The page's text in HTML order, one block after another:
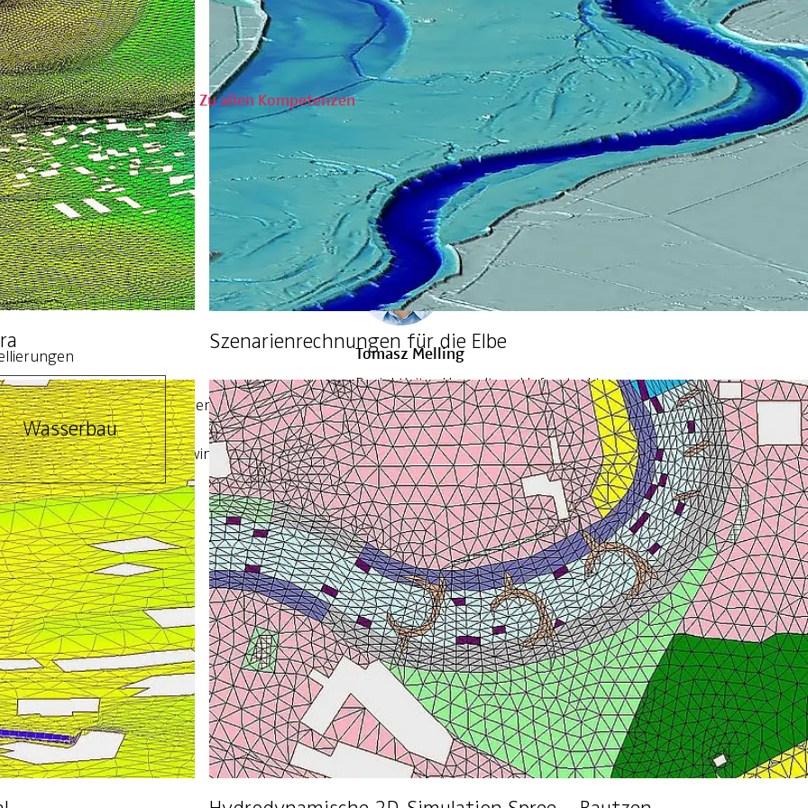
wasserbauliche Maßnahmen allgemein
–tiefen sowie Fließgeschwindigkeiten
Geodatenplattformen
Frank Heyne
Fachbereichsleiter Konstruktion
Dippoldiswalde
+49 3504 626 86 26
Tomasz Melling
Projektleiter Umwelt und Infrastruktur
Dresden
+49 351 438 309 23
Szenarienrechnungen für die Elbe
Wasserbau
Zu allen Kompetenzen